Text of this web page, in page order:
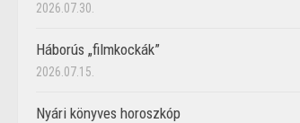
2026.07.30.
Háborús „filmkockák”
2026.07.15.
Nyári könyves horoszkóp